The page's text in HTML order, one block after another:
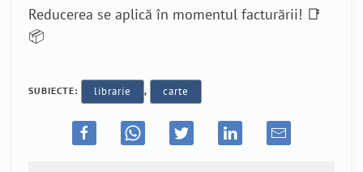
Reducerea se aplică în momentul facturării! 📑
📦
SUBIECTE: librarie , carte